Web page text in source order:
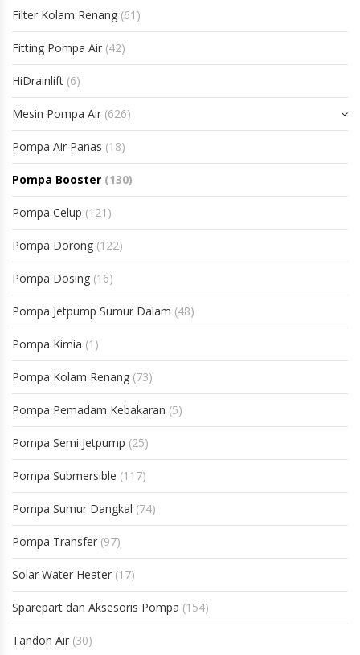
Filter Kolam Renang (61)
Fitting Pompa Air (42)
HiDrainlift (6)
Mesin Pompa Air (626)
Pompa Air Panas (18)
Pompa Booster (130)
Pompa Celup (121)
Pompa Dorong (122)
Pompa Dosing (16)
Pompa Jetpump Sumur Dalam (48)
Pompa Kimia (1)
Pompa Kolam Renang (73)
Pompa Pemadam Kebakaran (5)
Pompa Semi Jetpump (25)
Pompa Submersible (117)
Pompa Sumur Dangkal (74)
Pompa Transfer (97)
Solar Water Heater (17)
Sparepart dan Aksesoris Pompa (154)
Tandon Air (30)